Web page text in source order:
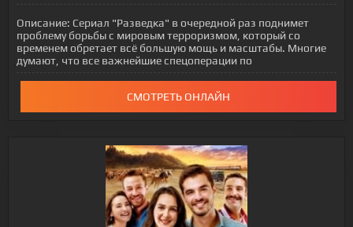
Описание: Сериал "Разведка" в очередной раз поднимет
проблему борьбы с мировым терроризмом, который со
временем обретает всё большую мощь и масштабы. Многие
думают, что все важнейшие спецоперации по
СМОТРЕТЬ ОНЛАЙН